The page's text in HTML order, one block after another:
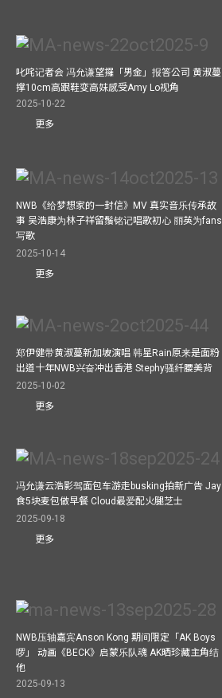
叱咤记者会 冯允谦望攞「男金」报答公司 黄淑蔓
撑10cm高跟鞋变高妹感受Amy Lo视角
2025-10-22
更多
NWB《给梦想家的一封信》MV 真实音乐传承故
事 吴浩康为林子祥留鬚铭记唱歌初心 丽英为fans
写歌
2025-10-14
更多
郑伊健带黄淑蔓新加坡演唱 韩星Rain原来是面粉
出道十年NWB兴奋冲出香港 Stephy骚纤腰美背
2025-10-02
更多
冯允谦云浩影驾面包车游走busking拍新广告 Jay
食5块麦包做早餐 Cloud最爱配火腿芝士
2025-09-18
更多
NWB压轴嘉宾Anson Kong 期间限定「AK Boys
啰」 动画《BECK》启蒙乐队魂 AK晒珍藏主角结
他
2025-09-13